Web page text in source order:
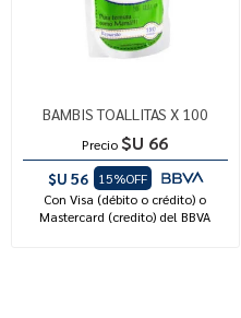
BAMBIS TOALLITAS X 100
Precio $U 66
$U 56
15%OFF
Con Visa (débito o crédito) o
Mastercard (credito) del BBVA